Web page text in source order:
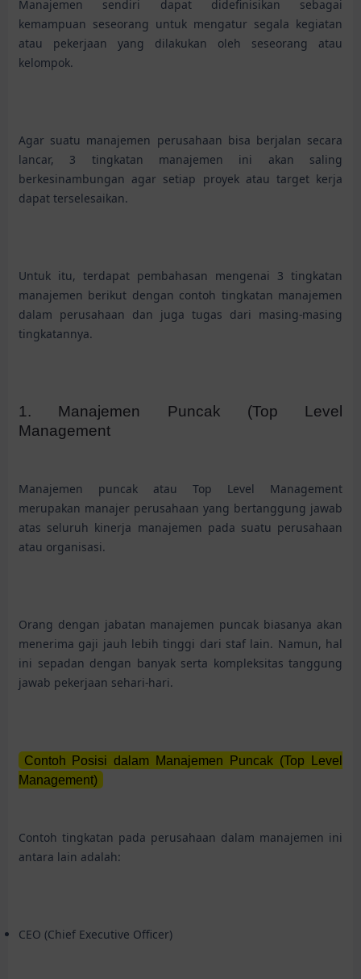
Manajemen sendiri dapat didefinisikan sebagai
kemampuan seseorang untuk mengatur segala kegiatan
atau pekerjaan yang dilakukan oleh seseorang atau
kelompok.
Agar suatu manajemen perusahaan bisa berjalan secara
lancar, 3 tingkatan manajemen ini akan saling
berkesinambungan agar setiap proyek atau target kerja
dapat terselesaikan.
Untuk itu, terdapat pembahasan mengenai 3 tingkatan
manajemen berikut dengan contoh tingkatan manajemen
dalam perusahaan dan juga tugas dari masing-masing
tingkatannya.
1. Manajemen Puncak (Top Level
Management
Manajemen puncak atau Top Level Management
merupakan manajer perusahaan yang bertanggung jawab
atas seluruh kinerja manajemen pada suatu perusahaan
atau organisasi.
Orang dengan jabatan manajemen puncak biasanya akan
menerima gaji jauh lebih tinggi dari staf lain. Namun, hal
ini sepadan dengan banyak serta kompleksitas tanggung
jawab pekerjaan sehari-hari.
Contoh Posisi dalam Manajemen Puncak (Top Level
Management)
Contoh tingkatan pada perusahaan dalam manajemen ini
antara lain adalah:
CEO (Chief Executive Officer)